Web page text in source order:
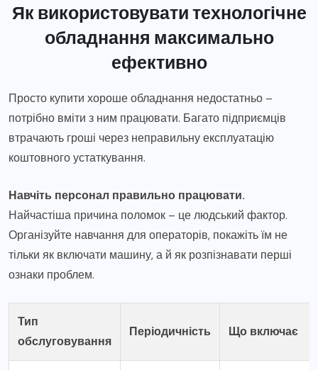
Як використовувати технологічне
обладнання максимально
ефективно
Просто купити хороше обладнання недостатньо –
потрібно вміти з ним працювати. Багато підприємців
втрачають гроші через неправильну експлуатацію
коштовного устаткування.
Навчіть персонал правильно працювати.
Найчастіша причина поломок – це людський фактор.
Організуйте навчання для операторів, покажіть їм не
тільки як включати машину, а й як розпізнавати перші
ознаки проблем.
Тип
обслуговування
Періодичність Що включає